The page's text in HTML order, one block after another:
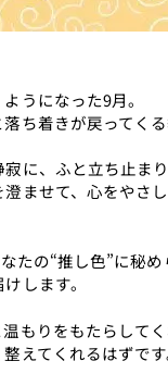
うになった9月。
ち着きが戻ってくる
に、ふと立ち止ま
ませて、心をやさ
たの“推し色”に秘
します。
もりをもたらして
えてくれるはずです